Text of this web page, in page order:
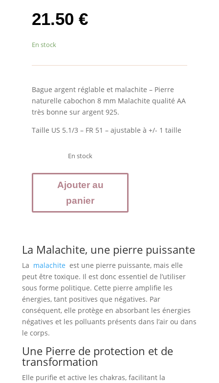
21.50 €
En stock
Bague argent réglable et malachite – Pierre
naturelle cabochon 8 mm Malachite qualité AA
très bonne sur argent 925.
Taille US 5.1/3 – FR 51 – ajustable à +/- 1 taille
En stock
quantité
de
MALACHITE
réglable
Ajouter au
panier
La Malachite, une pierre puissante
La malachite est une pierre puissante, mais elle
peut être toxique. Il est donc essentiel de l’utiliser
sous forme politique. Cette pierre amplifie les
énergies, tant positives que négatives. Par
conséquent, elle protège en absorbant les énergies
négatives et les polluants présents dans l’air ou dans
le corps.
Une Pierre de protection et de
transformation
Elle purifie et active les chakras, facilitant la